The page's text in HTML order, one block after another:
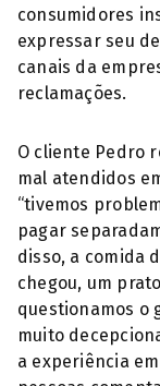
consumidores
expressar seu
canais da
reclamações.
O cliente Pedro
mal atendidos
“tivemos
pagar
disso, a comida
chegou, um
questionamos o
muito
a experiência